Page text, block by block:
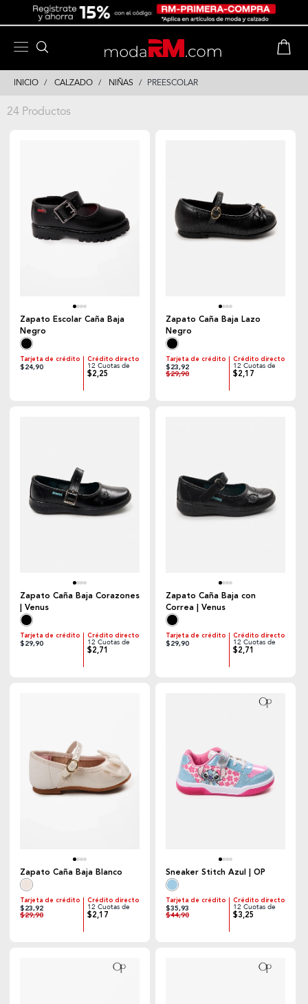
INICIO CALZADO NIÑAS PREESCOLAR
24 Productos
Zapato Escolar Caña Baja
Negro
Tarjeta de crédito
$24,90
Crédito directo
12 Cuotas de
$2,25
Zapato Caña Baja Lazo
Negro
Tarjeta de crédito
$23,92
$29,90
Crédito directo
12 Cuotas de
$2,17
Zapato Caña Baja Corazones
| Venus
Tarjeta de crédito
$29,90
Crédito directo
12 Cuotas de
$2,71
Zapato Caña Baja con
Correa | Venus
Tarjeta de crédito
$29,90
Crédito directo
12 Cuotas de
$2,71
Zapato Caña Baja Blanco
Tarjeta de crédito
$23,92
$29,90
Crédito directo
12 Cuotas de
$2,17
Sneaker Stitch Azul | OP
Tarjeta de crédito
$35,93
$44,90
Crédito directo
12 Cuotas de
$3,25